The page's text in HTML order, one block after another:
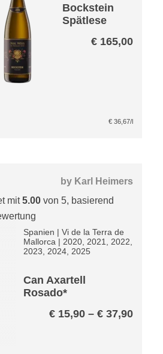
Bockstein
Spätlese
VDP Paket
€165,00
€36,67/l
by Karl Heimers
mit5.00 von 5, basierend
Spanien |Vi de la Terra de
Mallorca | 2020, 2021, 2022,
2023, 2024, 2025
Can Axartell
Rosado*
€15,90 – €37,90